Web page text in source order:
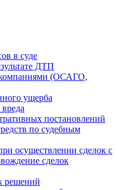
в суде
ДТП
(ОСАГО,
ущерба
постановлений
по судебным
осуществлении сделок с
сделок
решений